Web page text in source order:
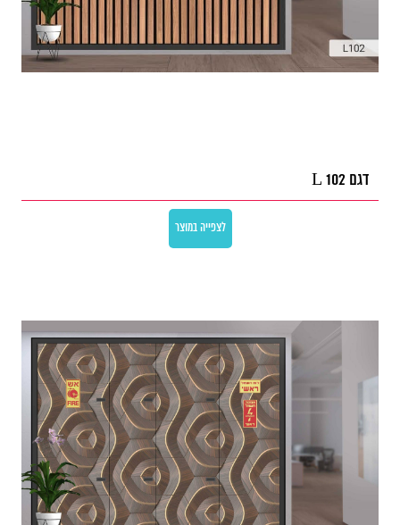
דגם L 102
לצפייה במוצר